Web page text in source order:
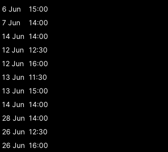
6 Jun
15:00
7 Jun
14:00
14 Jun 14:00
12 Jun 12:30
12 Jun 16:00
13 Jun 11:30
13 Jun 15:00
14 Jun 14:00
28 Jun 14:00
26 Jun 12:30
26 Jun 16:00